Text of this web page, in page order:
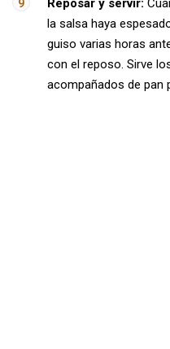
Reposar y servir:
la salsa haya
guiso varias horas
con el reposo. Sirve
acompañados de pan